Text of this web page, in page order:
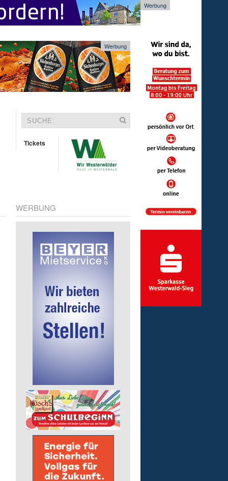
Werbung
Werbung
Tickets
WERBUNG